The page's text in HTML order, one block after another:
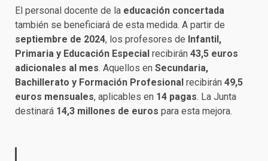
El personal docente de la educación concertada
también se beneficiará de esta medida. A partir de
septiembre de 2024, los profesores de Infantil,
Primaria y Educación Especial recibirán 43,5 euros
adicionales al mes. Aquellos en Secundaria,
Bachillerato y Formación Profesional recibirán 49,5
euros mensuales, aplicables en 14 pagas. La Junta
destinará 14,3 millones de euros para esta mejora.